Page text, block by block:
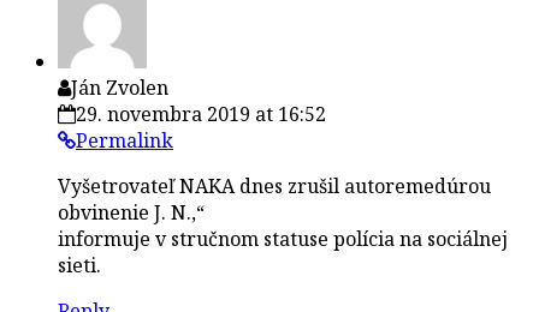
Ján Zvolen
29. novembra 2019 at 16:52
Permalink
Vyšetrovateľ NAKA dnes zrušil autoremedúrou
obvinenie J. N.,“
informuje v stručnom statuse polícia na sociálnej
sieti.